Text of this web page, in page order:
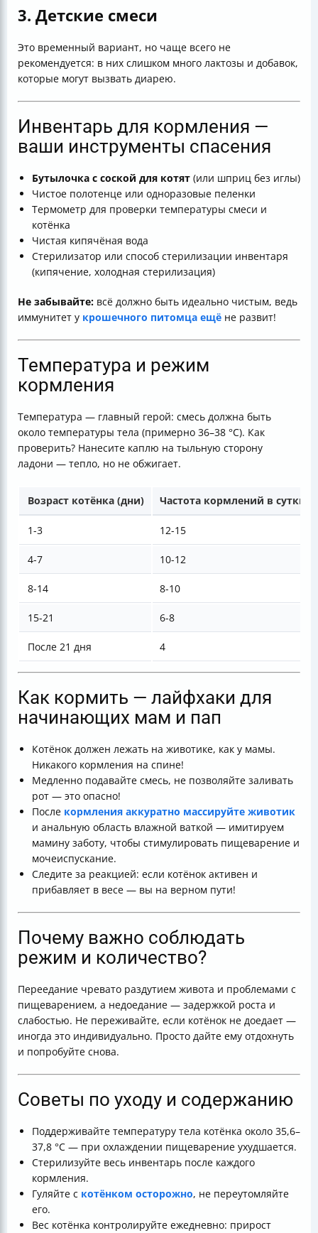
3. Детские смеси
Это временный вариант, но чаще всего не
рекомендуется: в них слишком много лактозы и добавок,
которые могут вызвать диарею.
Инвентарь для кормления —
ваши инструменты спасения
Бутылочка с соской для котят (или шприц без иглы)
Чистое полотенце или одноразовые пеленки
Термометр для проверки температуры смеси и
котёнка
Чистая кипячёная вода
Стерилизатор или способ стерилизации инвентаря
(кипячение, холодная стерилизация)
Не забывайте: всё должно быть идеально чистым, ведь
иммунитет у крошечного питомца ещё не развит!
Температура и режим
кормления
Температура — главный герой: смесь должна быть
около температуры тела (примерно 36–38 °C). Как
проверить? Нанесите каплю на тыльную сторону
ладони — тепло, но не обжигает.
Возраст котёнка (дни) Частота кормлений в сутки
1-3 12-15
4-7 10-12
8-14 8-10
15-21 6-8
После 21 дня 4
Как кормить — лайфхаки для
начинающих мам и пап
Котёнок должен лежать на животике, как у мамы.
Никакого кормления на спине!
Медленно подавайте смесь, не позволяйте заливать
рот — это опасно!
После кормления аккуратно массируйте животик
и анальную область влажной ваткой — имитируем
мамину заботу, чтобы стимулировать пищеварение и
мочеиспускание.
Следите за реакцией: если котёнок активен и
прибавляет в весе — вы на верном пути!
Почему важно соблюдать
режим и количество?
Переедание чревато раздутием живота и проблемами с
пищеварением, а недоедание — задержкой роста и
слабостью. Не переживайте, если котёнок не доедает —
иногда это индивидуально. Просто дайте ему отдохнуть
и попробуйте снова.
Советы по уходу и содержанию
Поддерживайте температуру тела котёнка около 35,6–
37,8 °C — при охлаждении пищеварение ухудшается.
Стерилизуйте весь инвентарь после каждого
кормления.
Гуляйте с котёнком осторожно, не переутомляйте
его.
Вес котёнка контролируйте ежедневно: прирост